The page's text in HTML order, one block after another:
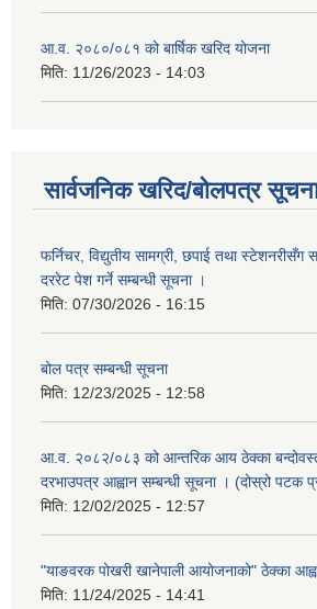
आ.व. २०८०/०८१ को बार्षिक खरिद योजना
मिति: 11/26/2023 - 14:03
सार्वजनिक खरिद/बोलपत्र
फर्निचर, विद्युतीय सामग्री, छपाई तथा स्टेशनरीसँग
दररेट पेश गर्ने सम्बन्धी सूचना ।
मिति: 07/30/2026 - 16:15
बोल पत्र सम्बन्धी सूचना
मिति: 12/23/2025 - 12:58
आ.व. २०८२/०८३ को आन्तरिक आय ठेक्का
दरभाउपत्र आह्वान सम्बन्धी सूचना । (दोस्रो पटक
मिति: 12/02/2025 - 12:57
"याङवरक पोखरी खानेपाली आयोजनाको" ठेक्का
मिति: 11/24/2025 - 14:41